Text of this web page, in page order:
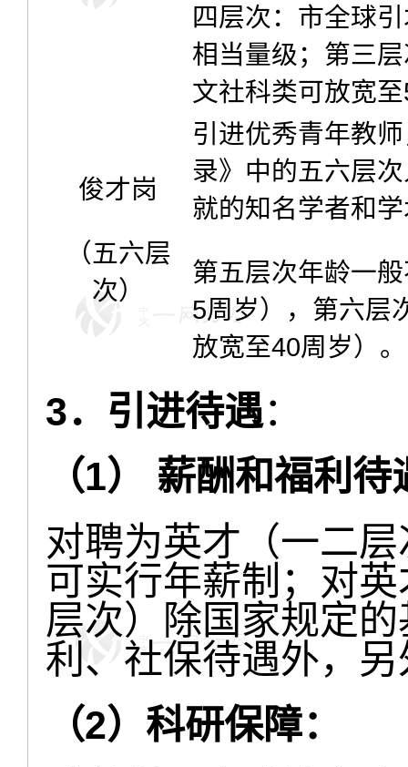
四层次：市全球
相当量级；第三
文社科类可放宽
俊才岗
（五六层
次）
引进优秀青年教
录》中的五六层
就的知名学者和
第五层次年龄一
5周岁），第六层
放宽至40周岁）。
3．引进待遇：
（1） 薪酬和福利待
对聘为英才（一二
可实行年薪制；对
层次）除国家规定
利、社保待遇外，
（2）科研保障：